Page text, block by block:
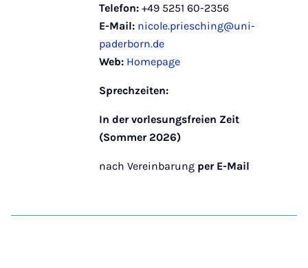
Telefon: +49 5251 60-2356
E-Mail: nicole.priesching@uni-
paderborn.de
Web: Homepage
Sprechzeiten:
In der vorlesungsfreien Zeit
(Sommer 2026)
nach Vereinbarung per E-Mail